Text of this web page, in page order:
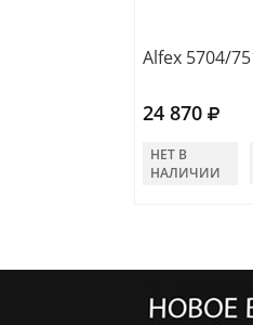
Alfex 5704/
24 870
НЕТ В
НАЛИЧИИ